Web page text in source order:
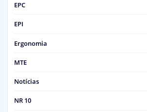
EPC
EPI
Ergonomia
MTE
Notícias
NR 10